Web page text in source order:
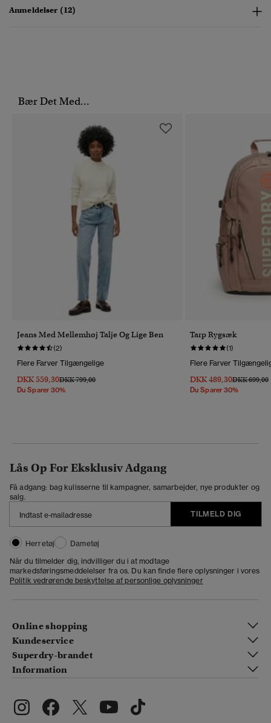
Anmeldelser (12)
Bær Det Med...
Jeans Med Mellemhøj Talje Og Lige Ben
(2)
Flere Farver Tilgængelige
DKK 559,30Pris Nedsat Fra
DKK 799,00Til
Du Sparer 30%
Tarp Rygsæk
(1)
Flere Farver
DKK 489,30Pris Nedsat
DKK 699,00
Du Sparer 30%
Lås Op For Eksklusiv Adgang
Få adgang: bag kulisserne til kampagner, samarbejder, nye produkter og
salg.
TILMELD DIG
Herretøj
Dametøj
Når du tilmelder dig, indvilliger du i at modtage
markedsføringsmeddelelser fra os. Du kan finde flere oplysninger i vores
Politik vedrørende beskyttelse af personlige oplysninger
Online shopping
Kundeservice
Superdry-brandet
Information